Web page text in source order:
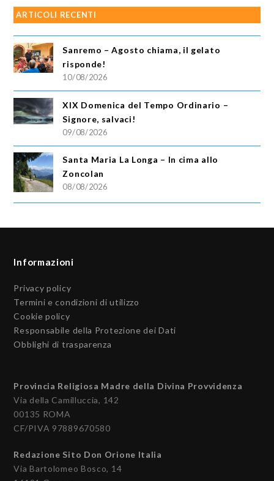
ARTICOLI RECENTI
Sanremo – Agosto chiama, il gelato
risponde!
10/08/2026
XIX Domenica del Tempo Ordinario –
Signore, salvaci!
09/08/2026
Santa Maria La Longa – In cima allo
Zoncolan
08/08/2026
Informazioni
Privacy policy
Termini e condizioni di utilizzo
Cookie policy
Responsabile della Protezione dei Dati
Obblighi di trasparenza
Provincia Religiosa Madre della Divina Provvidenza
Via della Camilluccia, 142
00135 ROMA
CF/PIVA 97889670580
Redazione Sito Don Orione Italia
Via Bartolomeo Bosco, 14